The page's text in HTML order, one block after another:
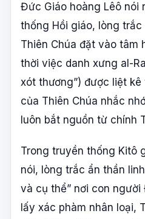
Đức Giáo hoàng Lêô nói
thống Hồi giáo, lòng trắc
Thiên Chúa đặt vào tâm
thời việc danh xưng al-
xót thương”) được liệt
của Thiên Chúa nhắc
luôn bắt nguồn từ chính
Trong truyền thống Kitô
nói, lòng trắc ẩn thần
và cụ thể” nơi con người
lấy xác phàm nhân loại,